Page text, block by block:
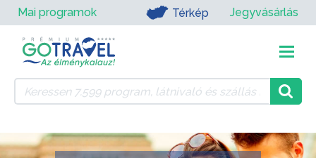
Mai programok Térkép Jegyvásárlás